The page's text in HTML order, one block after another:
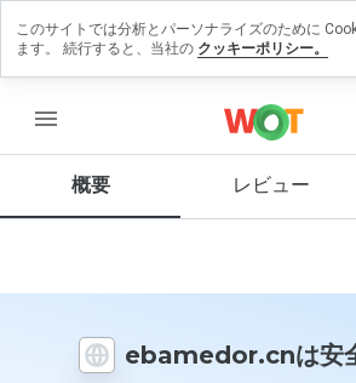
menu
概要 レビュー
ebamedor.cnは安
ビュー
す
この
イト
このサイトでは分析とパーソナライズのために
ます。 続行すると、当社の クッキーポリシー。